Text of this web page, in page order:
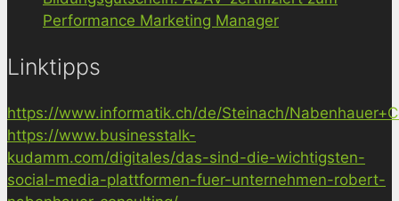
Performance Marketing Manager
Linktipps
https://www.informatik.ch/de/Steinach/
https://www.businesstalk-
kudamm.com/digitales/das-sind-die-wichtigsten-
social-media-plattformen-fuer-unternehmen-robert-